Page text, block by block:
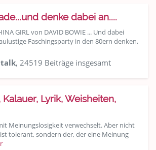
denke dabei an....
GIRL von DAVID BOWIE ... Und dabei
Faschingsparty in den 80ern denken,
, 24519 Beiträge insgesamt
Lyrik, Weisheiten,
Meinungslosigkeit verwechselt. Aber nicht
tolerant, sondern der, der eine Meinung